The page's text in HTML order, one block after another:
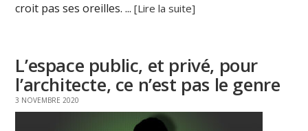
croit pas ses oreilles. ...[Lire la suite]
L’espace public, et privé, pour
l’architecte, ce n’est pas le genre
3 NOVEMBRE 2020